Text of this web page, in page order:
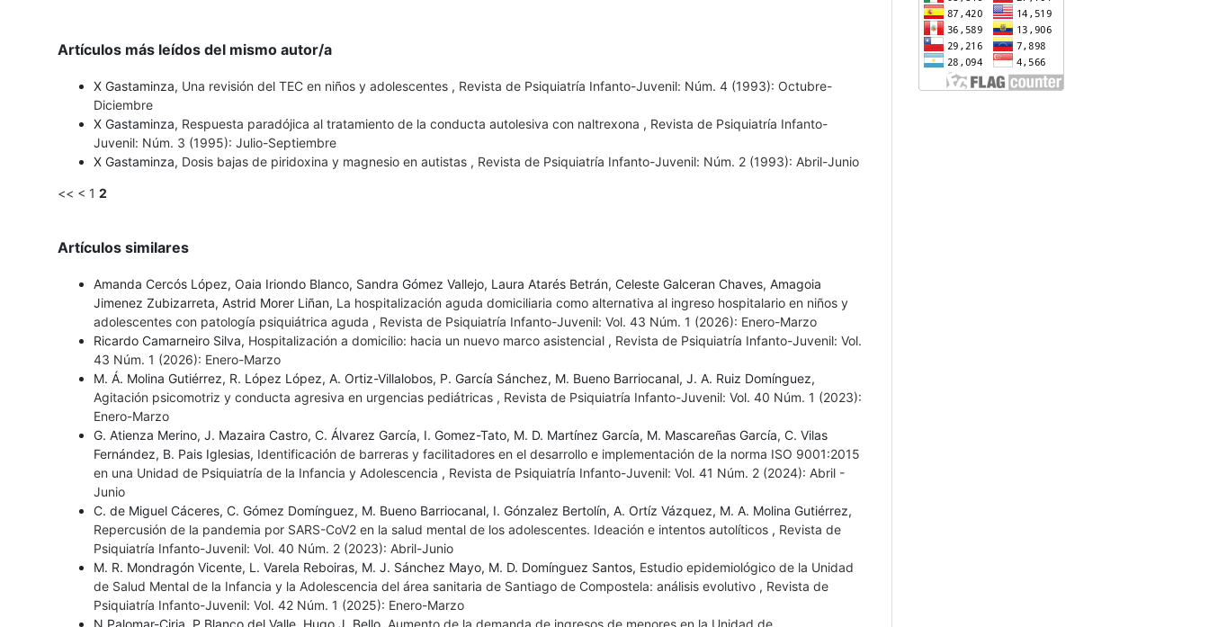
Artículos más leídos del mismo autor/a
X Gastaminza, Una revisión del TEC en niños y adolescentes , Revista de Psiquiatría Infanto-Juvenil: Núm. 4 (1993): Octubre-
Diciembre
X Gastaminza, Respuesta paradójica al tratamiento de la conducta autolesiva con naltrexona , Revista de Psiquiatría Infanto-
Juvenil: Núm. 3 (1995): Julio-Septiembre
X Gastaminza, Dosis bajas de piridoxina y magnesio en autistas , Revista de Psiquiatría Infanto-Juvenil: Núm. 2 (1993): Abril-Junio
<< < 1 2
Artículos similares
Amanda Cercós López, Oaia Iriondo Blanco, Sandra Gómez Vallejo, Laura Atarés Betrán, Celeste Galceran Chaves, Amagoia
Jimenez Zubizarreta, Astrid Morer Liñan, La hospitalización aguda domiciliaria como alternativa al ingreso hospitalario en niños y
adolescentes con patología psiquiátrica aguda , Revista de Psiquiatría Infanto-Juvenil: Vol. 43 Núm. 1 (2026): Enero-Marzo
Ricardo Camarneiro Silva, Hospitalización a domicilio: hacia un nuevo marco asistencial , Revista de Psiquiatría Infanto-Juvenil: Vol.
43 Núm. 1 (2026): Enero-Marzo
M. Á. Molina Gutiérrez, R. López López, A. Ortiz-Villalobos, P. García Sánchez, M. Bueno Barriocanal, J. A. Ruiz Domínguez,
Agitación psicomotriz y conducta agresiva en urgencias pediátricas , Revista de Psiquiatría Infanto-Juvenil: Vol. 40 Núm. 1 (2023):
Enero-Marzo
G. Atienza Merino, J. Mazaira Castro, C. Álvarez García, I. Gomez-Tato, M. D. Martínez García, M. Mascareñas García, C. Vilas
Fernández, B. Pais Iglesias, Identificación de barreras y facilitadores en el desarrollo e implementación de la norma ISO 9001:2015
en una Unidad de Psiquiatría de la Infancia y Adolescencia , Revista de Psiquiatría Infanto-Juvenil: Vol. 41 Núm. 2 (2024): Abril -
Junio
C. de Miguel Cáceres, C. Gómez Domínguez, M. Bueno Barriocanal, I. Gónzalez Bertolín, A. Ortíz Vázquez, M. A. Molina Gutiérrez,
Repercusión de la pandemia por SARS-CoV2 en la salud mental de los adolescentes. Ideación e intentos autolíticos , Revista de
Psiquiatría Infanto-Juvenil: Vol. 40 Núm. 2 (2023): Abril-Junio
M. R. Mondragón Vicente, L. Varela Reboiras, M. J. Sánchez Mayo, M. D. Domínguez Santos, Estudio epidemiológico de la Unidad
de Salud Mental de la Infancia y la Adolescencia del área sanitaria de Santiago de Compostela: análisis evolutivo , Revista de
Psiquiatría Infanto-Juvenil: Vol. 42 Núm. 1 (2025): Enero-Marzo